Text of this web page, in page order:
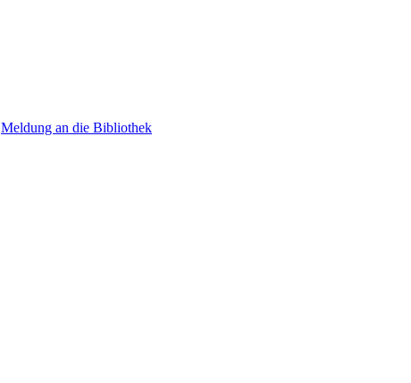
Meldung an die Bibliothek